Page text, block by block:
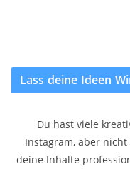
Lass deine Ideen
Du hast viele
Instagram, aber nicht
deine Inhalte